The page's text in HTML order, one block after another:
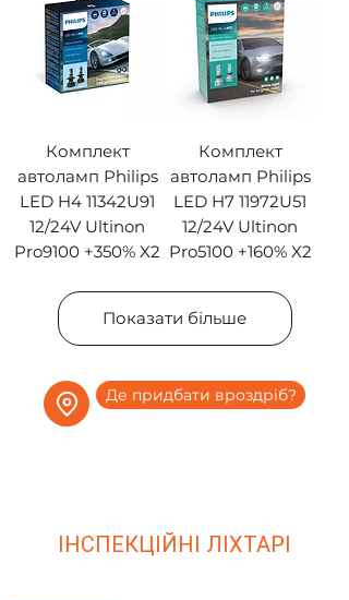
Комплект
автоламп Philips
LED H4 11342U91
12/24V Ultinon
Pro9100 +350% X2
Комплект
автоламп Philips
LED H7 11972U51
12/24V Ultinon
Pro5100 +160% X2
Показати більше
Де придбати вроздріб?
ІНСПЕКЦІЙНІ ЛІХТАРІ